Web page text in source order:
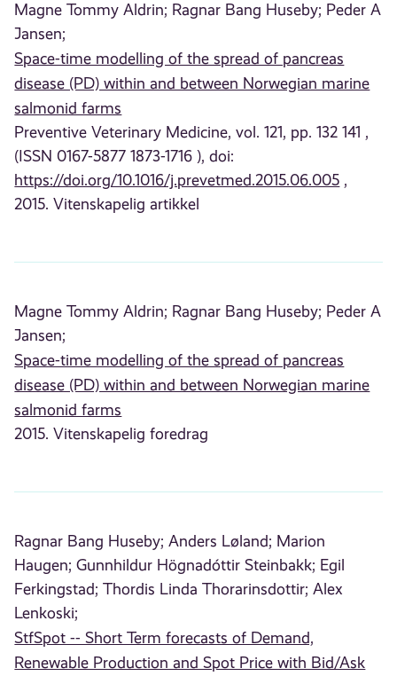
Magne Tommy Aldrin; Ragnar Bang Huseby; Peder A
Jansen;
Space-time modelling of the spread of pancreas
disease (PD) within and between Norwegian marine
salmonid farms
Preventive Veterinary Medicine, vol. 121, pp. 132 141 ,
(ISSN 0167-5877 1873-1716 ), doi:
https://doi.org/10.1016/j.prevetmed.2015.06.005 ,
2015. Vitenskapelig artikkel
Magne Tommy Aldrin; Ragnar Bang Huseby; Peder A
Jansen;
Space-time modelling of the spread of pancreas
disease (PD) within and between Norwegian marine
salmonid farms
2015. Vitenskapelig foredrag
Ragnar Bang Huseby; Anders Løland; Marion
Haugen; Gunnhildur Högnadóttir Steinbakk; Egil
Ferkingstad; Thordis Linda Thorarinsdottir; Alex
Lenkoski;
StfSpot -- Short Term forecasts of Demand,
Renewable Production and Spot Price with Bid/Ask